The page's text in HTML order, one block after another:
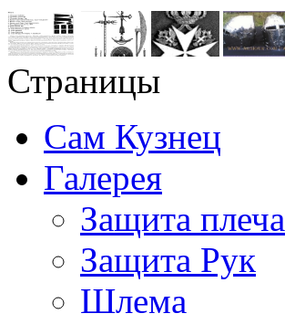
Страницы
Сам Кузнец
Галерея
Защита плеча
Защита Рук
Шлема